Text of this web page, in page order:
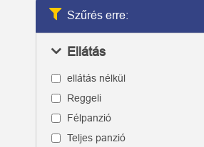
Szűrés erre:
Ellátás
ellátás nélkül
Reggeli
Félpanzió
Teljes panzió